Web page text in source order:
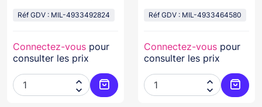
Réf GDV : MIL-4933492824
Connectez-vous pour
consulter les prix


Ajouter au panier
Réf GDV : MIL-4933464580
Connectez-vous pour
consulter les prix

